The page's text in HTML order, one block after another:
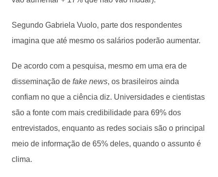
Segundo Gabriela Vuolo, parte dos respondentes
imagina que até mesmo os salários poderão aumentar.
De acordo com a pesquisa, mesmo em uma era de
disseminação de fake news, os brasileiros ainda
confiam no que a ciência diz. Universidades e cientistas
são a fonte com mais credibilidade para 69% dos
entrevistados, enquanto as redes sociais são o principal
meio de informação de 65% deles, quando o assunto é
clima.